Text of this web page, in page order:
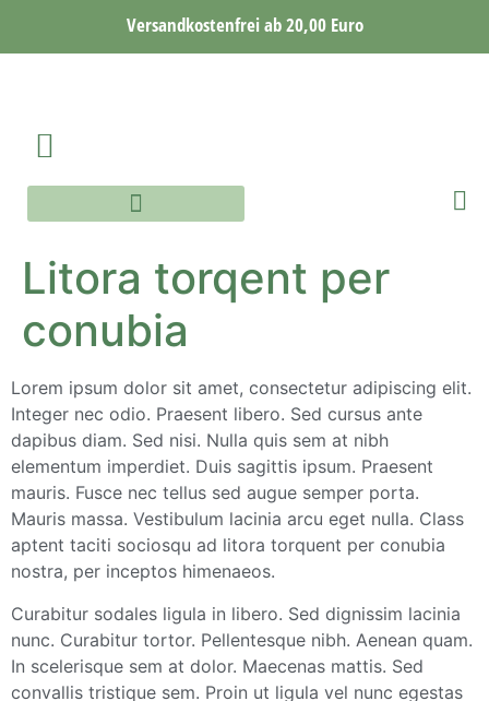
Versandkostenfrei ab 20,00 Euro
Litora torqent per
conubia
Lorem ipsum dolor sit amet, consectetur adipiscing elit.
Integer nec odio. Praesent libero. Sed cursus ante
dapibus diam. Sed nisi. Nulla quis sem at nibh
elementum imperdiet. Duis sagittis ipsum. Praesent
mauris. Fusce nec tellus sed augue semper porta.
Mauris massa. Vestibulum lacinia arcu eget nulla. Class
aptent taciti sociosqu ad litora torquent per conubia
nostra, per inceptos himenaeos.
Curabitur sodales ligula in libero. Sed dignissim lacinia
nunc. Curabitur tortor. Pellentesque nibh. Aenean quam.
In scelerisque sem at dolor. Maecenas mattis. Sed
convallis tristique sem. Proin ut ligula vel nunc egestas